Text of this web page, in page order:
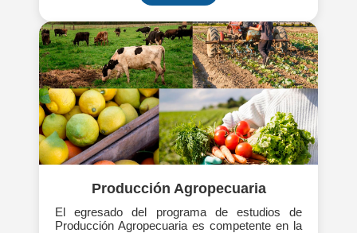
Producción Agropecuaria
El egresado del programa de estudios de
Producción Agropecuaria es competente en la